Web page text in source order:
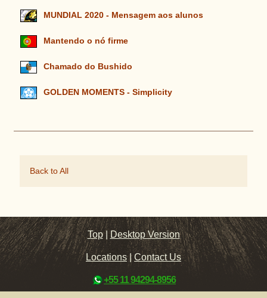
MUNDIAL 2020 - Mensagem aos alunos
Mantendo o nó firme
Chamado do Bushido
GOLDEN MOMENTS - Simplicity
Back to All
Top |Desktop Version
Locations|Contact Us
+55 11 94294-8956